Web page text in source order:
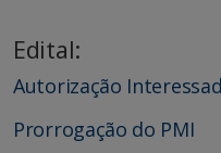
Edital:
Autorização
Prorrogação do PMI